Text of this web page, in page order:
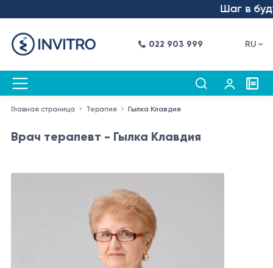
Шаг в
022 903 999 RU
Главная страница Терапия Гылка Клавдия
Врач терапевт - Гылка Клавдия